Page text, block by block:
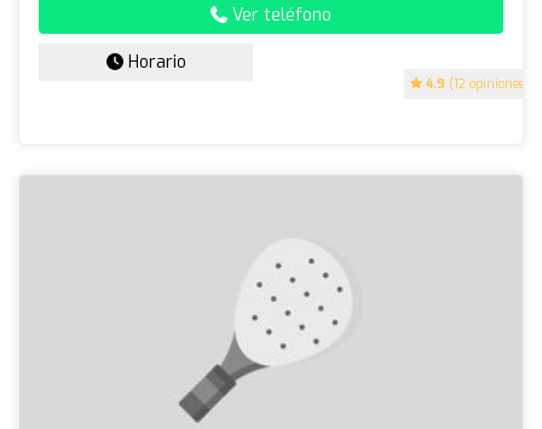
4.9 (12 opiniones)
Ver teléfono
Horario